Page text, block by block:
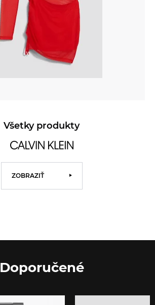
Všetky produkty
ZOBRAZIŤ
Doporučené